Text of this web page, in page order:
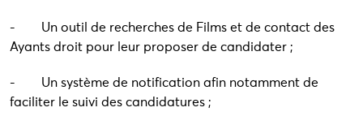
- Un outil de recherches de Films et de contact des
Ayants droit pour leur proposer de candidater ;
- Un système de notification afin notamment de
faciliter le suivi des candidatures ;